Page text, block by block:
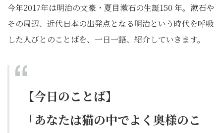
今年2017年は明治の文豪・夏目漱石の生誕150 年。漱石や
その周辺、近代日本の出発点となる明治という時代を呼吸
した人びとのことばを、一日一語、紹介していきます。
【今日のことば】
「あなたは猫の中でよく奥様のこ